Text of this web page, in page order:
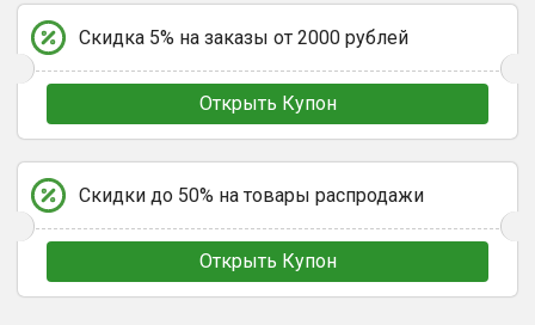
Скидка 5% на заказы от 2000 рублей
Открыть Купон
Скидки до 50% на товары распродажи
Открыть Купон